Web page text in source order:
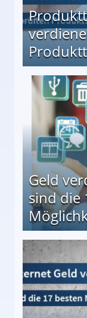
↻ Täglich neue
Geld
sind die
besten